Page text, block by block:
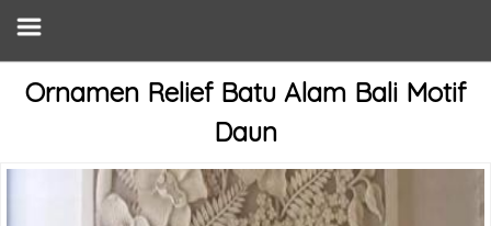
Ornamen Relief Batu Alam Bali Motif
Daun